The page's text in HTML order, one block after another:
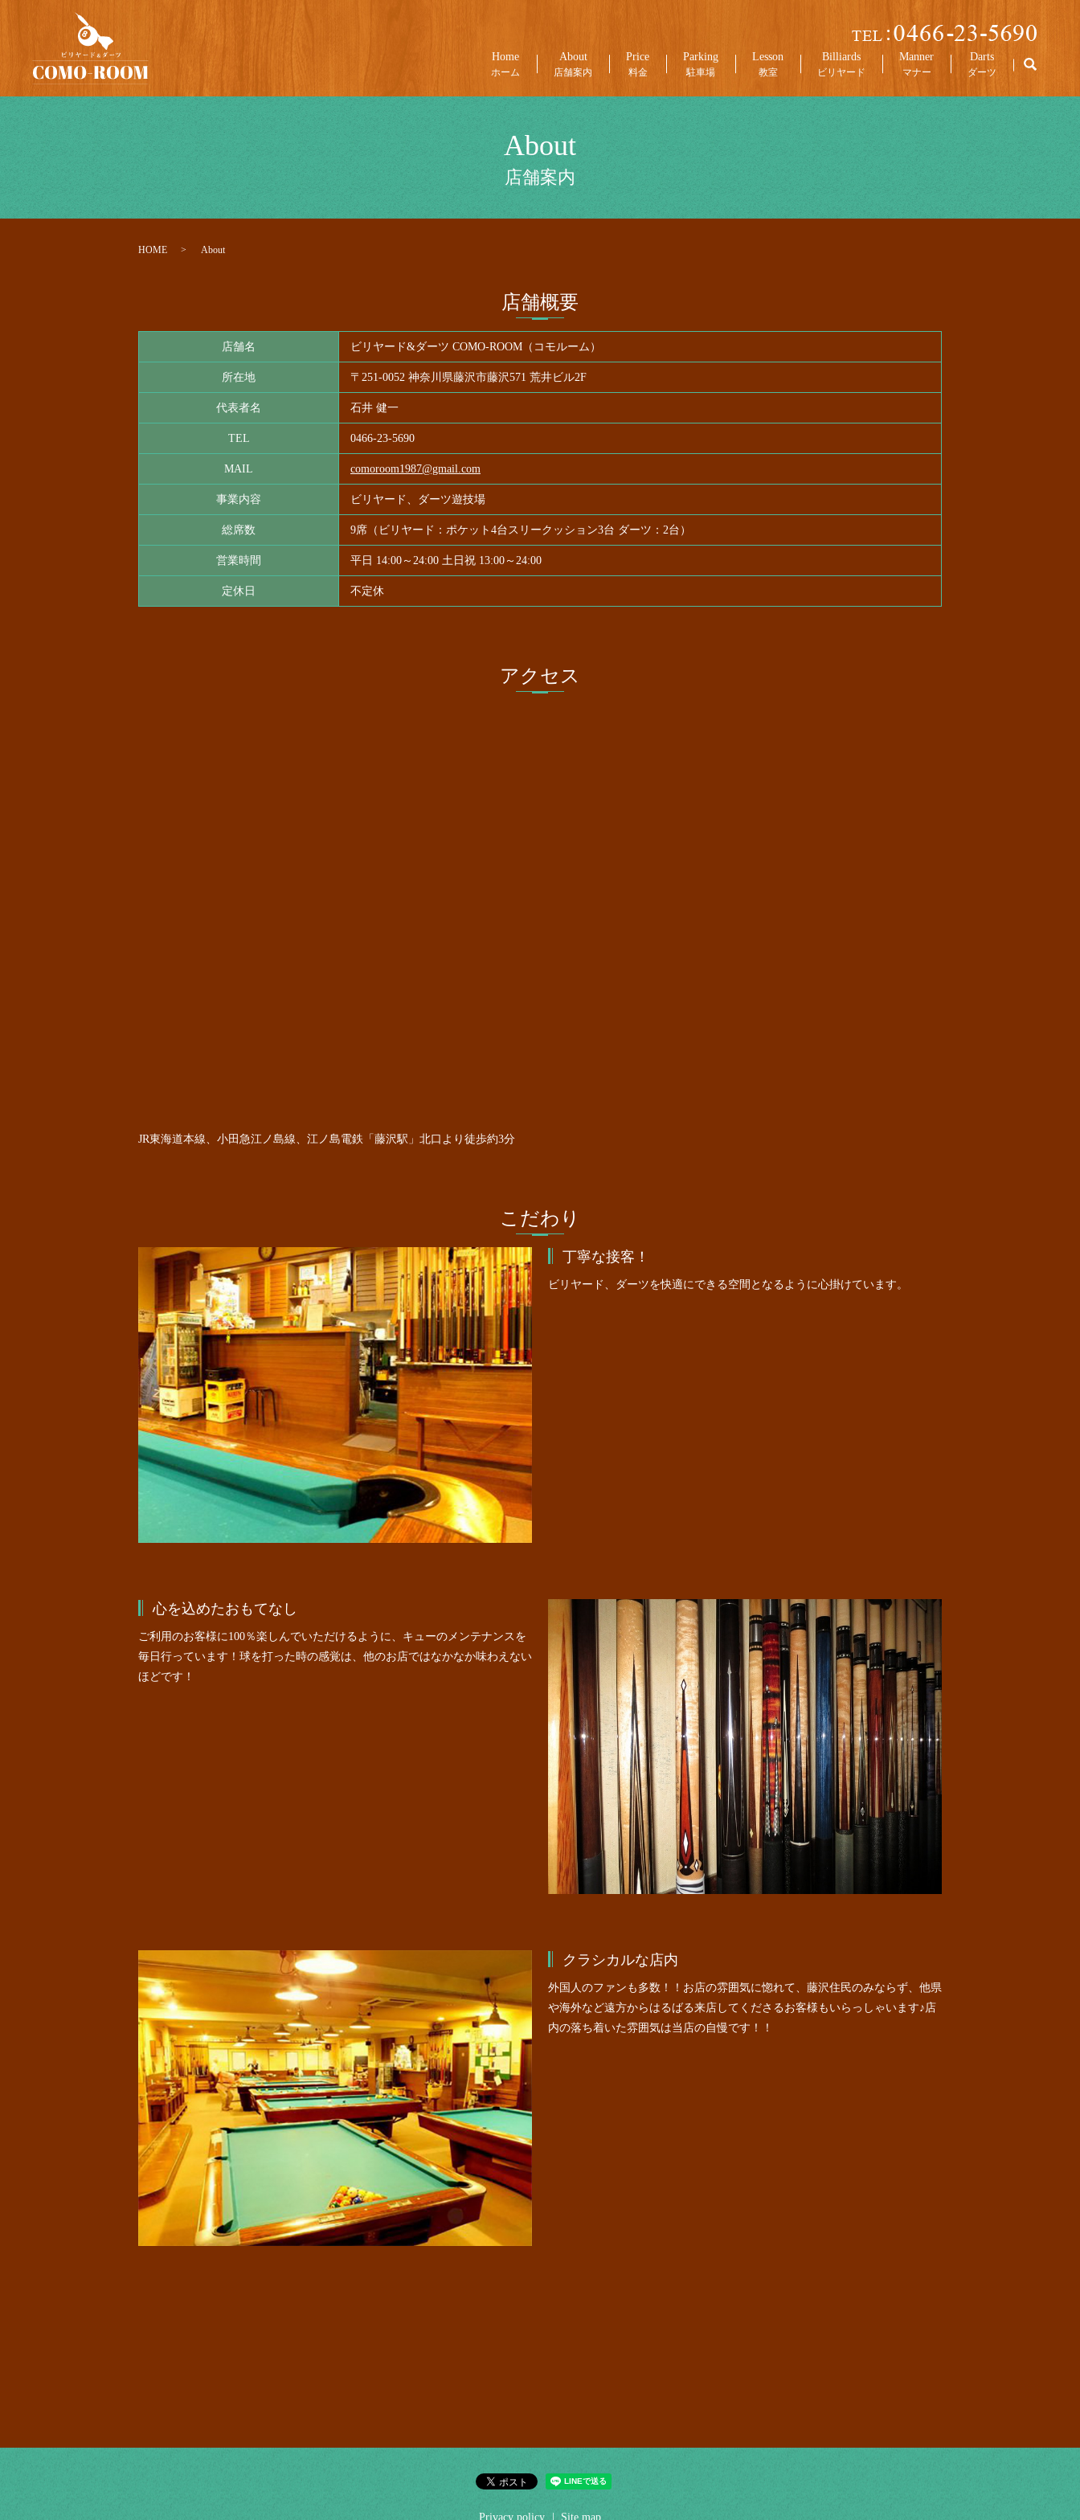
Home
ホーム
About
店舗案内
Price
料金
Parking
駐車場
Lesson
教室
Billiards
ビリヤード
Manner
マナー
Darts
ダーツ
About
店舗案内
HOME About
店舗概要
店舗名 ビリヤード&ダーツ COMO-ROOM（コモルーム）
所在地 〒251-0052 神奈川県藤沢市藤沢571 荒井ビル2F
代表者名 石井 健一
TEL 0466-23-5690
MAIL comoroom1987@gmail.com
事業内容 ビリヤード、ダーツ遊技場
総席数 9席（ビリヤード：ポケット4台スリークッション3台 ダーツ：2台）
営業時間 平日 14:00～24:00 土日祝 13:00～24:00
定休日 不定休
アクセス
JR東海道本線、小田急江ノ島線、江ノ島電鉄「藤沢駅」北口より徒歩約3分
こだわり
丁寧な接客！
ビリヤード、ダーツを快適にできる空間となるように心掛けています。
心を込めたおもてなし
ご利用のお客様に100％楽しんでいただけるように、キューのメンテナンスを
毎日行っています！球を打った時の感覚は、他のお店ではなかなか味わえない
ほどです！
クラシカルな店内
外国人のファンも多数！！お店の雰囲気に惚れて、藤沢住民のみならず、他県
や海外など遠方からはるばる来店してくださるお客様もいらっしゃいます♪店
内の落ち着いた雰囲気は当店の自慢です！！
Privacy policy Site map